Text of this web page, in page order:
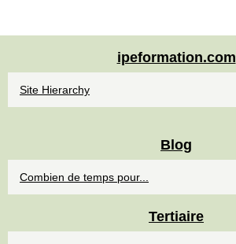
ipeformation.com
Site Hierarchy
Blog
Combien de temps pour...
Tertiaire